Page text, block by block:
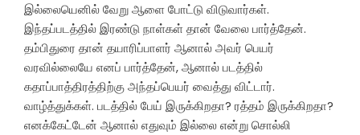
இல்லையெனில் வேறு ஆளை போட்டு விடுவார்கள்.
இந்தப்படத்தில் இரண்டு நாள்கள் தான் வேலை பார்த்தேன்.
தம்பிதுரை தான் தயாரிப்பாளர் ஆனால் அவர் பெயர்
வரவில்லையே எனப் பார்த்தேன், ஆனால் படத்தில்
கதாப்பாத்திரத்திற்கு அந்தப்பெயர் வைத்து விட்டார்.
வாழ்த்துக்கள். படத்தில் பேய் இருக்கிறதா? ரத்தம் இருக்கிறதா?
எனக்கேட்டேன் ஆனால் எதுவும் இல்லை என்று சொல்லி